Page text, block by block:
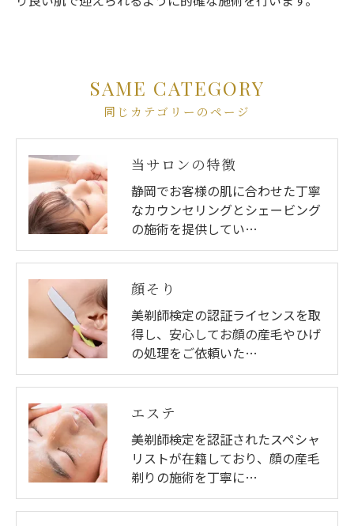
同じカテゴリーのページ
SAME CATEGORY
当サロンの特徴
静岡でお客様の肌に合わせた丁寧
なカウンセリングとシェービング
の施術を提供してい…
顔そり
美剃師検定の認証ライセンスを取
得し、安心してお顔の産毛やひげ
の処理をご依頼いた…
エステ
美剃師検定を認証されたスペシャ
リストが在籍しており、顔の産毛
剃りの施術を丁寧に…